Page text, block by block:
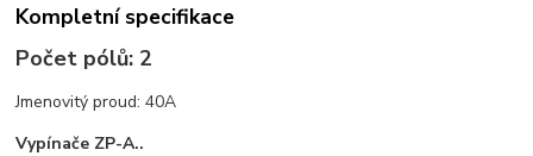
Kompletní specifikace
Počet pólů: 2
Jmenovitý proud: 40A
Vypínače ZP-A..